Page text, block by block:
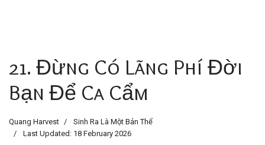
21. Đừng Có Lãng Phí Đời
Bạn Để Ca Cẩm
Quang Harvest
Sinh Ra Là Một Bản Thể
Last Updated: 18 February 2026